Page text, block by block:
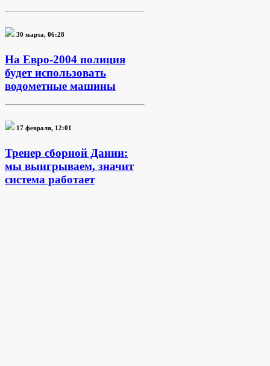
30 марта, 06:28
На Евро-2004 полиция
будет использовать
водометные машины
17 февраля, 12:01
Тренер сборной Дании:
мы выигрываем, значит
система работает